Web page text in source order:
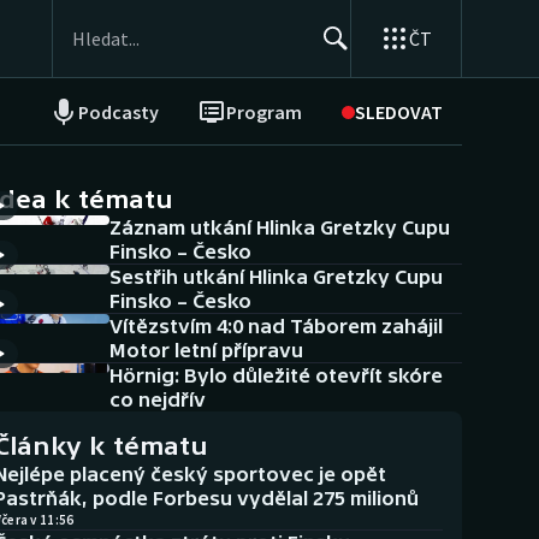
ČT
Podcasty Program SLEDOVAT
NEPŘEHLÉDNĚTE
Historické návraty
Aplikace ČT sport
AZ kvíz
k tématu
Záznam utkání Hlinka Gretzky Cupu
Finsko – Česko
Sestřih utkání Hlinka Gretzky Cupu
Finsko – Česko
Vítězstvím 4:0 nad Táborem zahájil
Motor letní přípravu
Hörnig: Bylo důležité otevřít skóre
co nejdřív
k tématu
placený český sportovec je opět
podle Forbesu vydělal 275 milionů
v 11:56